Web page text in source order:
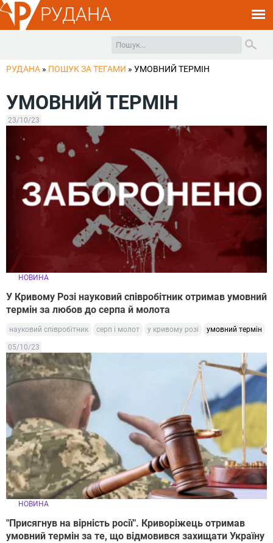
РУДАНА
РУДАНА » ПОШУК ЗА ТЕГАМИ » УМОВНИЙ ТЕРМІН
УМОВНИЙ ТЕРМІН
23/10/23
НОВИНА
У Кривому Розі науковий співробітник отримав умовний
термін за любов до серпа й молота
науковий співробітник серп і молот у кривому розі умовний термін
05/10/23
НОВИНА
"Присягнув на вірність росії". Криворіжець отримав
умовний термін за те, що відмовився захищати Україну